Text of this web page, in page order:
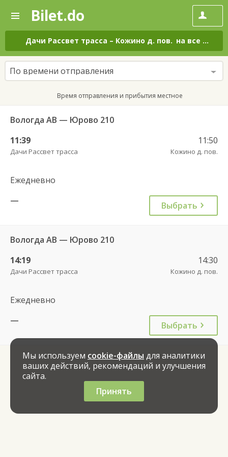
—
Поиск
и
покупка
билетов
на
автобус
онлайн
Bilet.do
Дачи Рассвет трасса – Кожино д. пов. на все дни
По времени отправления
Время отправления и прибытия местное
Вологда АВ — Юрово 210
11:39
Дачи Рассвет трасса
11:50
Кожино д. пов.
Ежедневно
—
Выбрать
Вологда АВ — Юрово 210
14:19
Дачи Рассвет трасса
14:30
Кожино д. пов.
Ежедневно
—
Выбрать
Мы используем cookie-файлы для аналитики
ваших действий, рекомендаций и улучшения
сайта.
Принять